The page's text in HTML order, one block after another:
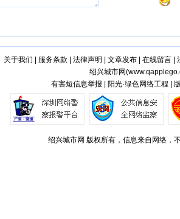
关于我们 服务条款 法律声明 文章发布| 在线留言|
绍兴城市网(
有害短信息举报 | 阳光·绿色网络工程 |
绍兴城市网 版权所有，信息来自网络，